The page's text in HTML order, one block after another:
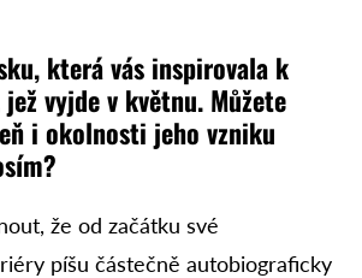
která vás inspirovala k
vyjde v květnu. Můžete
i okolnosti jeho vzniku
že od začátku své
píšu částečně autobiograficky